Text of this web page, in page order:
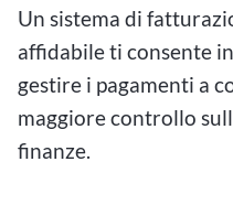
Un sistema di
affidabile ti consente
gestire i pagamenti a
maggiore controllo
finanze.